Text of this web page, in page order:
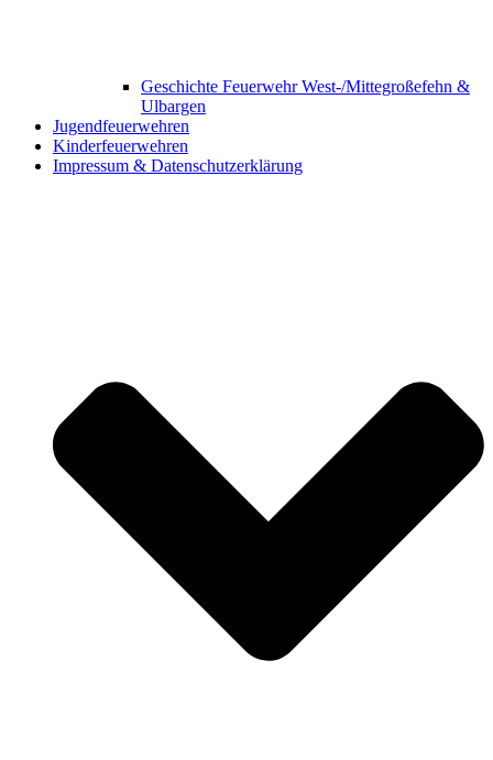
Geschichte Feuerwehr West-/Mittegroßefehn &
Ulbargen
Jugendfeuerwehren
Kinderfeuerwehren
Impressum & Datenschutzerklärung